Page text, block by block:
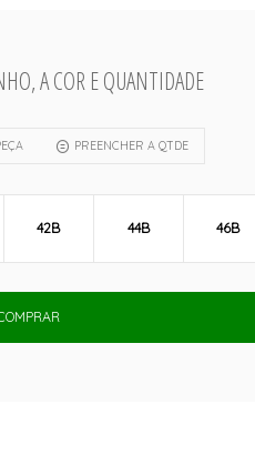
A COR E QUANTIDADE
PREENCHER A QTDE
42B 44B 46B